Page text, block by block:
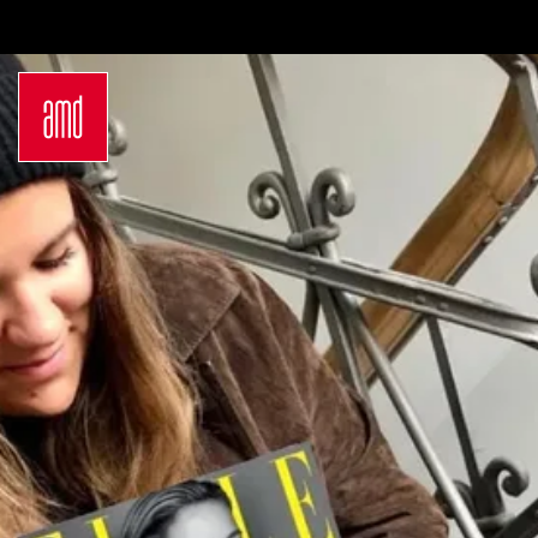
Design
Innenarchitektur
Marken- &
Kommunikationsdesign
Interior Design
Mode Design
Mode &
Designmanagement
Fashion Journalism &
Communication
Sustainability in
Creative Industries
Fashion & Design
Management
Fashion Design
Master
Luxury Management
Generatives Design &
Career Development an
der AMD
Networking
International
Auslandsprogramme
für unsere
Studierenden
Internationale
Partnerhochschulen
Studieren in
Deutschland
Studyplus
Deinen Campus entdecken
Berlin
Düsseldorf